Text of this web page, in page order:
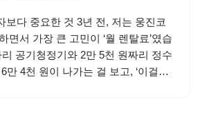
보다 중요한 것 3년 전, 저는 웅진코
면서 가장 큰 고민이 ‘월 렌탈료’였습
공기청정기와 2만 5천 원짜리 정수
만 4천 원이 나가는 걸 보고, ‘이걸…